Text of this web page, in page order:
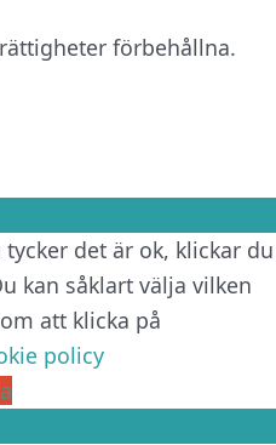
förbehållna.
det är ok, klickar du
kan såklart välja vilken
att klicka på
policy